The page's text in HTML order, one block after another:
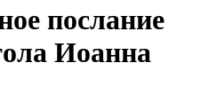
послание
Иоанна